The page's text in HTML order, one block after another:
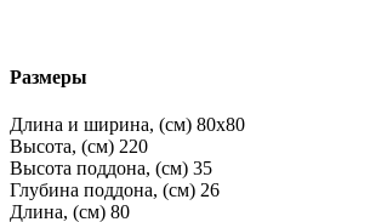
Размеры
Длина и ширина, (см) 80x80
Высота, (см) 220
Высота поддона, (см) 35
Глубина поддона, (см) 26
Длина, (см) 80